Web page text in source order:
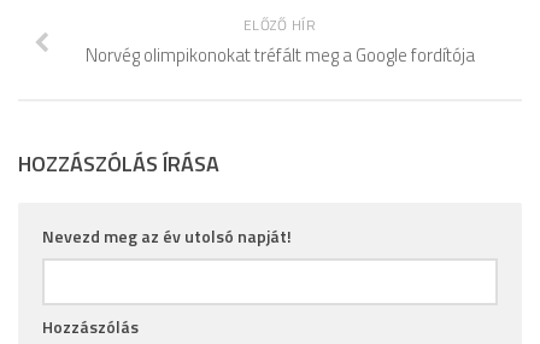
ELŐZŐ HÍR
Norvég olimpikonokat tréfált meg a Google fordítója
HOZZÁSZÓLÁS ÍRÁSA
Nevezd meg az év utolsó napját!
Hozzászólás